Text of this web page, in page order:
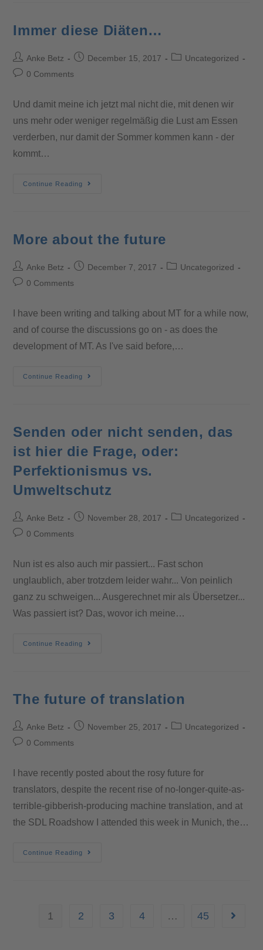
Immer diese Diäten…
Anke Betz December 15, 2017
Uncategorized
0 Comments
Und damit meine ich jetzt mal nicht die, mit denen wir
uns mehr oder weniger regelmäßig die Lust am Essen
verderben, nur damit der Sommer kommen kann - der
kommt…
Continue Reading
More about the future
Anke Betz December 7, 2017
Uncategorized
0 Comments
I have been writing and talking about MT for a while now,
and of course the discussions go on - as does the
development of MT. As I've said before,…
Continue Reading
Senden oder nicht senden, das
ist hier die Frage, oder:
Perfektionismus vs.
Umweltschutz
Anke Betz November 28, 2017
Uncategorized
0 Comments
Nun ist es also auch mir passiert... Fast schon
unglaublich, aber trotzdem leider wahr... Von peinlich
ganz zu schweigen... Ausgerechnet mir als Übersetzer...
Was passiert ist? Das, wovor ich meine…
Continue Reading
The future of translation
Anke Betz November 25, 2017
Uncategorized
0 Comments
I have recently posted about the rosy future for
translators, despite the recent rise of no-longer-quite-as-
terrible-gibberish-producing machine translation, and at
the SDL Roadshow I attended this week in Munich, the…
Continue Reading
1 2 3 4 … 45